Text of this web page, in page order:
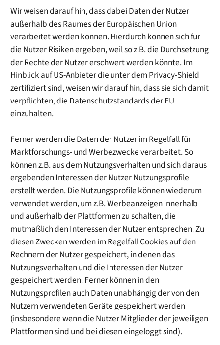
Wir weisen darauf hin, dass dabei Daten der Nutzer
außerhalb des Raumes der Europäischen Union
verarbeitet werden können. Hierdurch können sich für
die Nutzer Risiken ergeben, weil so z.B. die Durchsetzung
der Rechte der Nutzer erschwert werden könnte. Im
Hinblick auf US-Anbieter die unter dem Privacy-Shield
zertifiziert sind, weisen wir darauf hin, dass sie sich damit
verpflichten, die Datenschutzstandards der EU
einzuhalten.
Ferner werden die Daten der Nutzer im Regelfall für
Marktforschungs- und Werbezwecke verarbeitet. So
können z.B. aus dem Nutzungsverhalten und sich daraus
ergebenden Interessen der Nutzer Nutzungsprofile
erstellt werden. Die Nutzungsprofile können wiederum
verwendet werden, um z.B. Werbeanzeigen innerhalb
und außerhalb der Plattformen zu schalten, die
mutmaßlich den Interessen der Nutzer entsprechen. Zu
diesen Zwecken werden im Regelfall Cookies auf den
Rechnern der Nutzer gespeichert, in denen das
Nutzungsverhalten und die Interessen der Nutzer
gespeichert werden. Ferner können in den
Nutzungsprofilen auch Daten unabhängig der von den
Nutzern verwendeten Geräte gespeichert werden
(insbesondere wenn die Nutzer Mitglieder der jeweiligen
Plattformen sind und bei diesen eingeloggt sind).